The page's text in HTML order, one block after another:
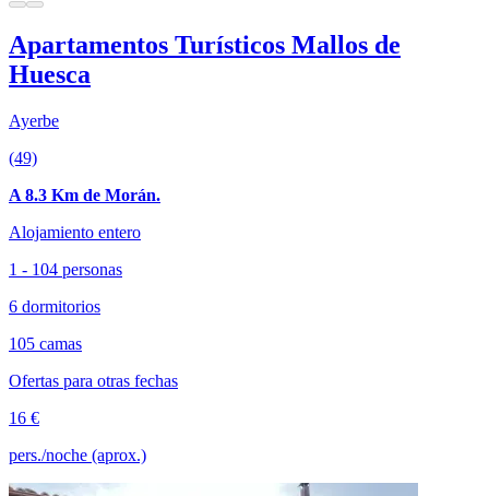
Apartamentos Turísticos Mallos de
Huesca
Ayerbe
(49)
A 8.3 Km de Morán.
Alojamiento entero
1 - 104 personas
6 dormitorios
105 camas
Ofertas para otras fechas
16 €
pers./noche (aprox.)